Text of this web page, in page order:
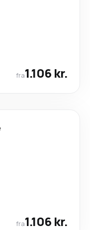
fra1.106 kr.
fra1.106 kr.